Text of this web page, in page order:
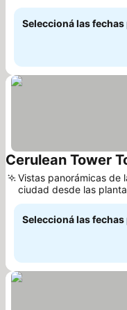
Seleccioná las
Cerulean Tower
Vistas panorámicas de
ciudad desde las
altas
Seleccioná las